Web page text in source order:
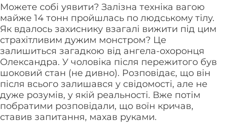
Можете собі уявити? Залізна техніка вагою
майже 14 тонн пройшлась по людському тілу.
Як вдалось захиснику взагалі вижити під цим
страхітливим дужим монстром? Це
залишиться загадкою від ангела-охоронця
Олександра. У чоловіка після пережитого був
шоковий стан (не дивно). Розповідає, що він
після всього залишався у свідомості, але не
дуже розумів, у якій реальності. Вже потім
побратими розповідали, що воїн кричав,
ставив запитання, махав руками.